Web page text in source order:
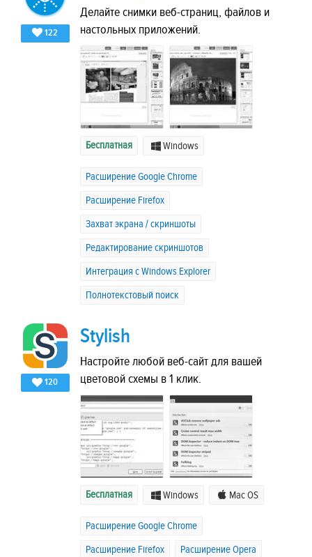
122
Делайте снимки веб-страниц, файлов и
настольных приложений.
Бесплатная Windows
Расширение Google Chrome
Расширение Firefox
Захват экрана / скриншоты
Редактирование скриншотов
Интеграция с Windows Explorer
Полнотекстовый поиск
120
Stylish
Настройте любой веб-сайт для вашей
цветовой схемы в 1 клик.
Бесплатная Windows Mac OS
Расширение Google Chrome
Расширение Firefox
Расширение Opera